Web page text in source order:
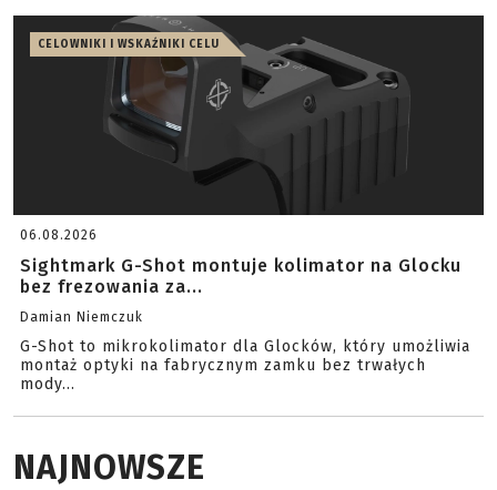
CELOWNIKI I WSKAŹNIKI CELU
06.08.2026
Sightmark G-Shot montuje kolimator na Glocku
bez frezowania za...
Damian Niemczuk
G-Shot to mikrokolimator dla Glocków, który umożliwia
montaż optyki na fabrycznym zamku bez trwałych
mody...
NAJNOWSZE